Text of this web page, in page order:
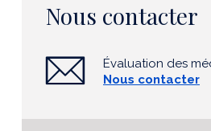
Nous contacter
Évaluation des
Nous contacter